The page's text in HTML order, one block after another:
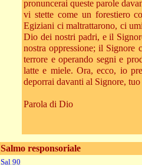
pronuncerai queste parole
vi stette come un forestiero
Egiziani ci maltrattarono, ci
Dio dei nostri padri, e il
nostra oppressione; il Signore
terrore e operando segni e
latte e miele. Ora, ecco, io
deporrai davanti al Signore,
Parola di Dio
Salmo responsoriale
Sal 90